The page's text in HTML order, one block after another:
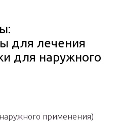
для лечения
для наружного
применения)